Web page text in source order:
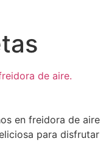
en freidora de aire
para disfrutar